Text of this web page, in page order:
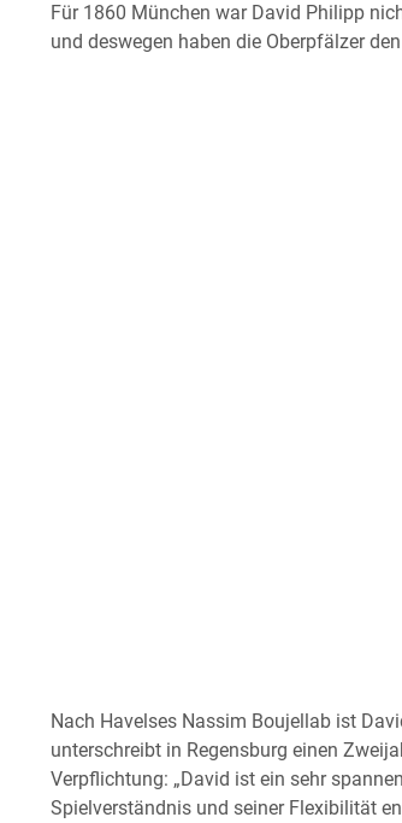
Für 1860 München war David Philipp
und deswegen haben die Oberpfälzer
Nach Havelses Nassim Boujellab ist
unterschreibt in Regensburg einen
Verpflichtung: „David ist ein sehr
Spielverständnis und seiner Flexibilität